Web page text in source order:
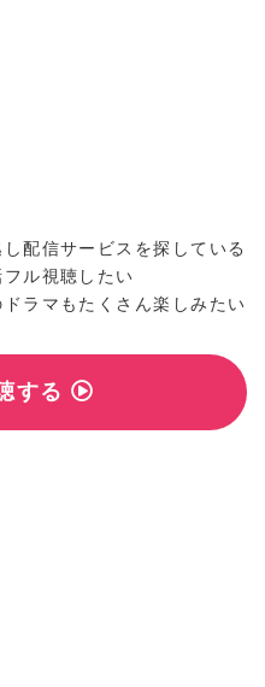
配信サービスを探している
フル視聴したい
ラマもたくさん楽しみたい
する